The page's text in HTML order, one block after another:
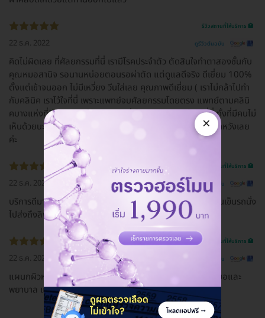
รีวิวสถานที่ให้บริการ 🏥
22 ธ.ค. 2022 ดูรีวิวต้นฉบับ
คิดไม่ผิดเลย ที่ศัลยกรรมที่นี่ เรามีโรคประจำตัว ตัดสินใจทำตาสองชั้นกับ
คุณหมอสานิจ รอนานหน่อยตอนรอผ่าตัด แต่ดูแลดีจริง ดีเยี่ยม 100%
ตั้งแต่เข้าจนออก ไม่มีเหวี่ยง วีนใส่เลย คุณภาพดีเยี่ยม ( เราไม่กล้าไปทำ
กับคลินิค เราไว้ใจที่นี่ เพราะแพทย์จบศัลยกรรมโดยตรง แพทย์ตามคลินิ
คบางแห่งที่มีคนแนะนำให้เราทำ จบทั่วไป เราจึงตัดสินใจทำที่นี่ ทั้งที่มีคนไม่
เห็นด้วยนะ แต่เราเชื่อใจยันฮีค่ะ ) ชอบมากๆ คิดไม่ผิด และไม่ผิดหวังเลย
ค่ะ
รีวิวสถานที่ให้บริการ 🏥
22 ธ.ค. 2022 ดูรีวิวต้นฉบับ
บริการดีมาก มีคนเดินพาไปทุกจุด มีที่นั่งรอดี มีที่ชาร์ทแบต มีคนเข็นรถนั่ง
ไปส่งถึงลิฟท์
รีวิวสถานที่ให้บริการ 🏥
22 ธ.ค. 2022 ดูรีวิวต้นฉบับ
แผนกผิวหนัง Skin and laser center บริการดีมากค่ะ คุณหมอและ
พยาบาล แนะนำค่ะ
×